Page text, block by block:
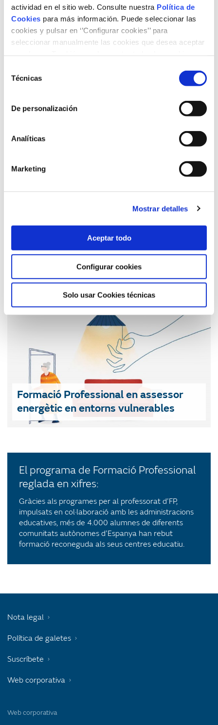
actividad en el sitio web. Consulte nuestra Política de
Cookies para más información. Puede seleccionar las
cookies y pulsar en ‘’Configurar cookies’’ para
seleccionar manualmente las cookies que desea aceptar
Técnicas
De personalización
Analíticas
Marketing
Mostrar detalles
Aceptar todo
Configurar cookies
Solo usar Cookies técnicas
Formació Professional en edificació i
Formació Professional en gas
Formació Professional en assessor
energètic en entorns vulnerables
El programa de Formació Professional
reglada en xifres:
Gràcies als programes per al professorat d’FP,
impulsats en col·laboració amb les administracions
educatives, més de 4.000 alumnes de diferents
comunitats autònomes d’Espanya han rebut
formació reconeguda als seus centres educatiu.
Web corporativa
Nota legal
Política de galetes
Suscríbete
Web corporativa